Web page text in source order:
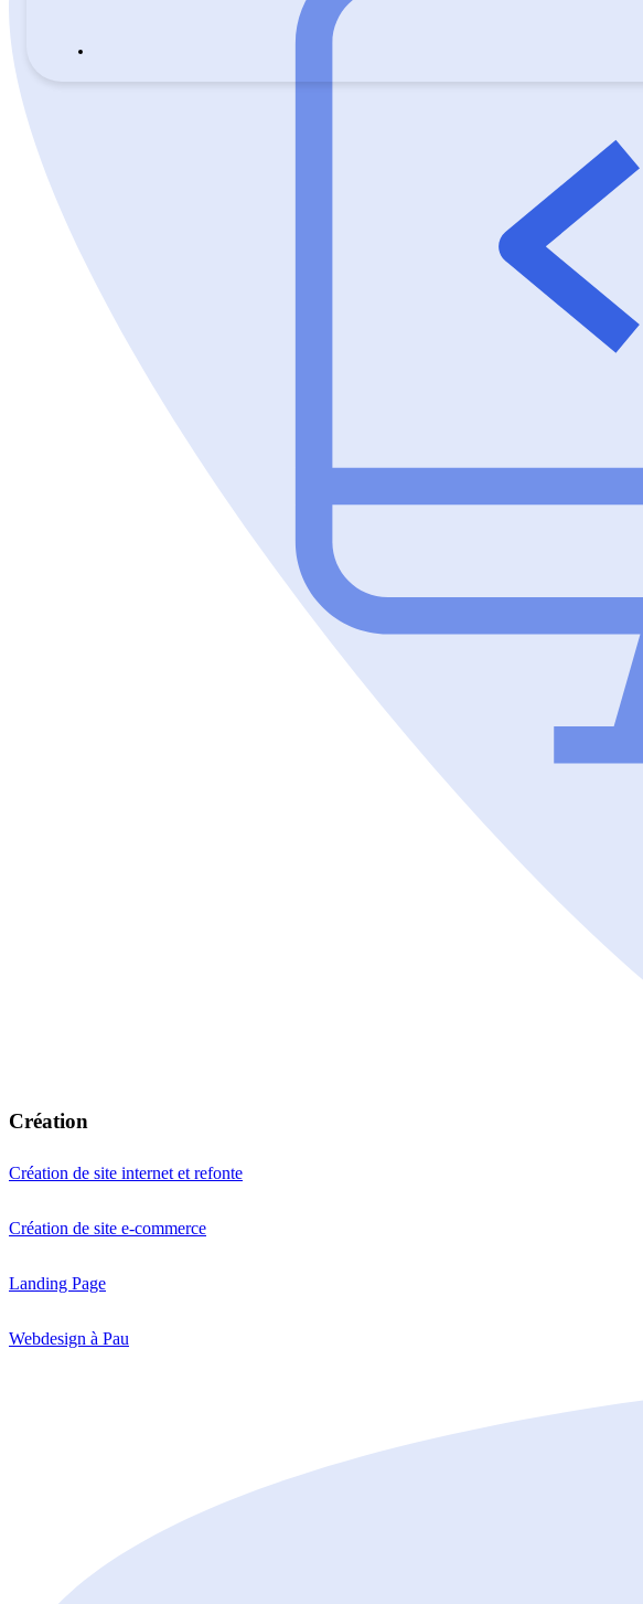
Création
Création de site internet et refonte
Création de site e-commerce
Landing Page
Webdesign à Pau